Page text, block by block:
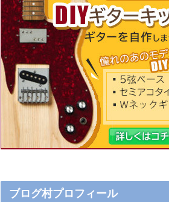
ブログ村プロフィール